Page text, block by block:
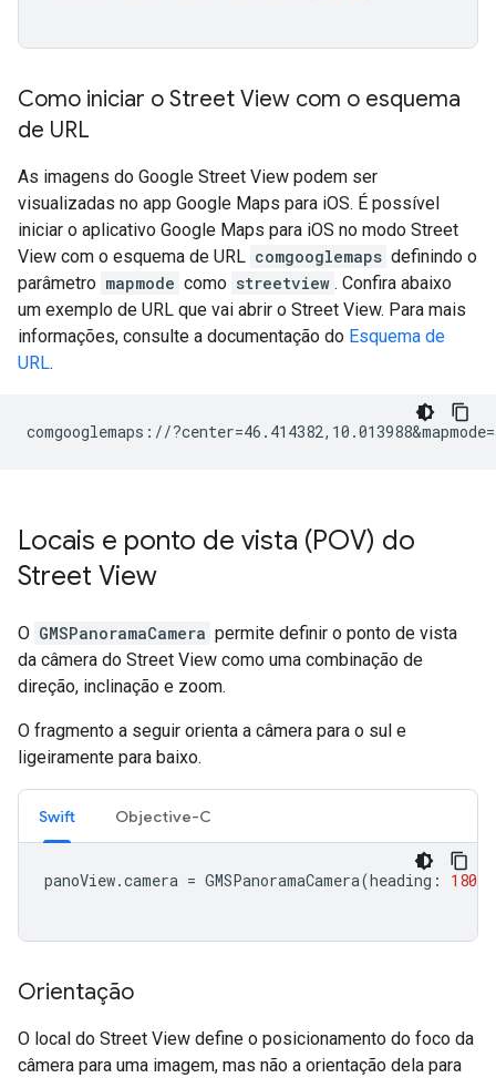
Como iniciar o Street View com o esquema
de URL
As imagens do Google Street View podem ser
visualizadas no app Google Maps para iOS. É possível
iniciar o aplicativo Google Maps para iOS no modo Street
View com o esquema de URL comgooglemaps definindo o
parâmetro mapmode como streetview . Confira abaixo
um exemplo de URL que vai abrir o Street View. Para mais
informações, consulte a documentação do Esquema de
URL.
Locais e ponto de vista (POV) do
Street View
O GMSPanoramaCamera permite definir o ponto de vista
da câmera do Street View como uma combinação de
direção, inclinação e zoom.
O fragmento a seguir orienta a câmera para o sul e
ligeiramente para baixo.
Swift Objective-C
panoView.camera = GMSPanoramaCamera(heading : 180
Orientação
O local do Street View define o posicionamento do foco da
câmera para uma imagem, mas não a orientação dela para